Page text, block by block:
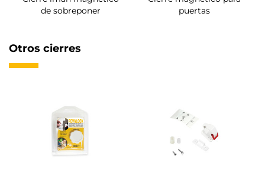
de sobreponer
puertas
Otros cierres